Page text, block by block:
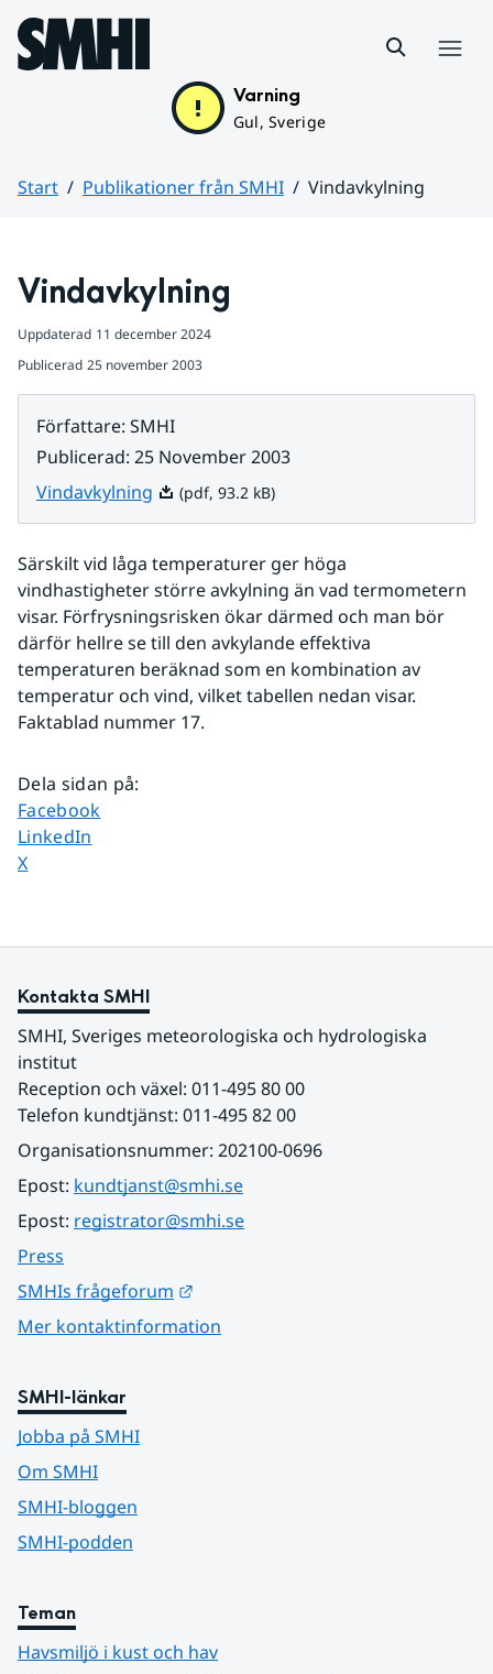
Hoppa till sidans innehåll
Varning
Gul, Sverige
Start Publikationer från SMHI
Vindavkylning
Vindavkylning
Uppdaterad 11 december 2024
Publicerad 25 november 2003
Författare: SMHI
Publicerad: 25 November 2003
Vindavkylning Pdf, 93.2 kB.
(pdf, 93.2 kB)
Särskilt vid låga temperaturer ger höga
vindhastigheter större avkylning än vad termometern
visar. Förfrysningsrisken ökar därmed och man bör
därför hellre se till den avkylande effektiva
temperaturen beräknad som en kombination av
temperatur och vind, vilket tabellen nedan visar.
Faktablad nummer 17.
Dela sidan på:
Dela sidan på
Facebook
Dela sidan på
LinkedIn
Dela sidan på
X
Kontakta SMHI
SMHI, Sveriges meteorologiska och hydrologiska
institut
Reception och växel: 011-495 80 00
Telefon kundtjänst: 011-495 82 00
Organisationsnummer: 202100-0696
Epost: kundtjanst@smhi.se
Epost: registrator@smhi.se
Press
SMHIs frågeforum
Mer kontaktinformation
SMHI-länkar
Jobba på SMHI
Om SMHI
SMHI-bloggen
SMHI-podden
Teman
Havsmiljö i kust och hav